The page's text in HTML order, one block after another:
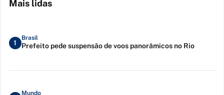
Mais lidas
1
Brasil
Prefeito pede suspensão de voos panorâmicos no Rio
Mundo